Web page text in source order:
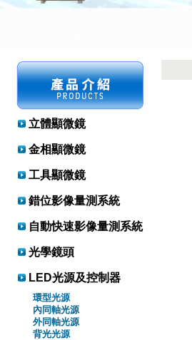
立體顯微鏡
金相顯微鏡
工具顯微鏡
錯位影像量測系統
自動快速影像量測系統
光學鏡頭
LED光源及控制器
環型光源
內同軸光源
外同軸光源
背光光源